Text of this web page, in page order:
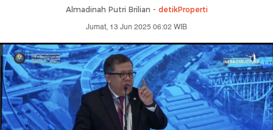
Almadinah Putri Brilian - detikProperti
Jumat, 13 Jun 2025 06:02 WIB